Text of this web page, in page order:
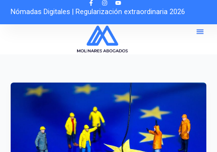
Nómadas Digitales |Regularización extraordinaria 2026